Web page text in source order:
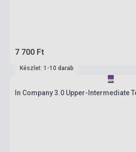
7 700 Ft
Készlet: 1-10 darab
In Company 3.0 Upper-Intermediate